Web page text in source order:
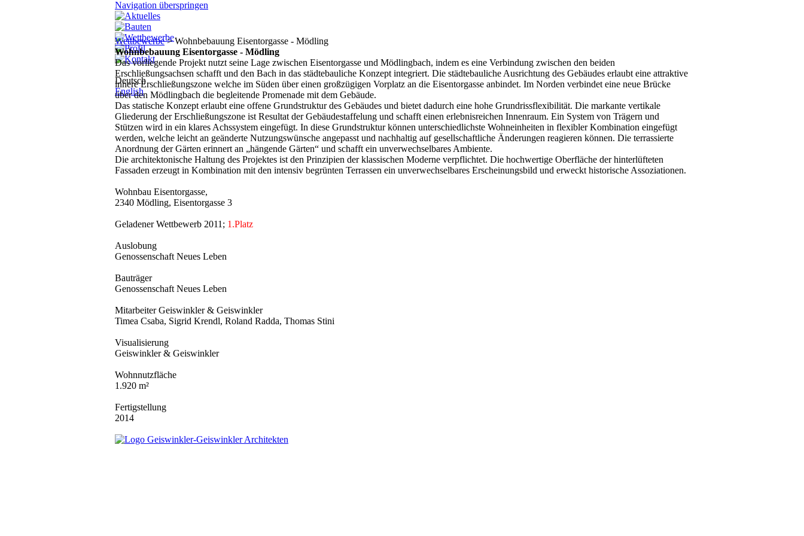
Navigation überspringen
Deutsch
English
Wettbewerbe> Wohnbebauung Eisentorgasse - Mödling
Wohnbebauung Eisentorgasse - Mödling
Das vorliegende Projekt nutzt seine Lage zwischen Eisentorgasse und Mödlingbach, indem es eine Verbindung zwischen den beiden
Erschließungsachsen schafft und den Bach in das städtebauliche Konzept integriert. Die städtebauliche Ausrichtung des Gebäudes erlaubt eine attraktive
innere Erschließungszone welche im Süden über einen großzügigen Vorplatz an die Eisentorgasse anbindet. Im Norden verbindet eine neue Brücke
über den Mödlingbach die begleitende Promenade mit dem Gebäude.
Das statische Konzept erlaubt eine offene Grundstruktur des Gebäudes und bietet dadurch eine hohe Grundrissflexibilität. Die markante vertikale
Gliederung der Erschließungszone ist Resultat der Gebäudestaffelung und schafft einen erlebnisreichen Innenraum. Ein System von Trägern und
Stützen wird in ein klares Achssystem eingefügt. In diese Grundstruktur können unterschiedlichste Wohneinheiten in flexibler Kombination eingefügt
werden, welche leicht an geänderte Nutzungswünsche angepasst und nachhaltig auf gesellschaftliche Änderungen reagieren können. Die terrassierte
Anordnung der Gärten erinnert an „hängende Gärten“ und schafft ein unverwechselbares Ambiente.
Die architektonische Haltung des Projektes ist den Prinzipien der klassischen Moderne verpflichtet. Die hochwertige Oberfläche der hinterlüfteten
Fassaden erzeugt in Kombination mit den intensiv begrünten Terrassen ein unverwechselbares Erscheinungsbild und erweckt historische Assoziationen.
Wohnbau Eisentorgasse,
2340 Mödling, Eisentorgasse 3
Geladener Wettbewerb 2011; 1.Platz
Auslobung
Genossenschaft Neues Leben
Bauträger
Genossenschaft Neues Leben
Mitarbeiter Geiswinkler & Geiswinkler
Timea Csaba, Sigrid Krendl, Roland Radda, Thomas Stini
Visualisierung
Geiswinkler & Geiswinkler
Wohnnutzfläche
1.920 m²
Fertigstellung
2014